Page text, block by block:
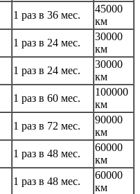
1 раз в 36 мес.
45000
км
1 раз в 24 мес.
30000
км
1 раз в 24 мес.
30000
км
1 раз в 60 мес.
100000
км
1 раз в 72 мес.
90000
км
1 раз в 48 мес.
60000
км
1 раз в 48 мес.
60000
км